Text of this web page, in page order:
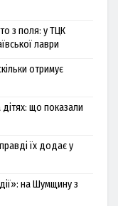
з поля: у ТЦК
лаври
отримує
дітях: що показали
їх додає у
на Шумщину з